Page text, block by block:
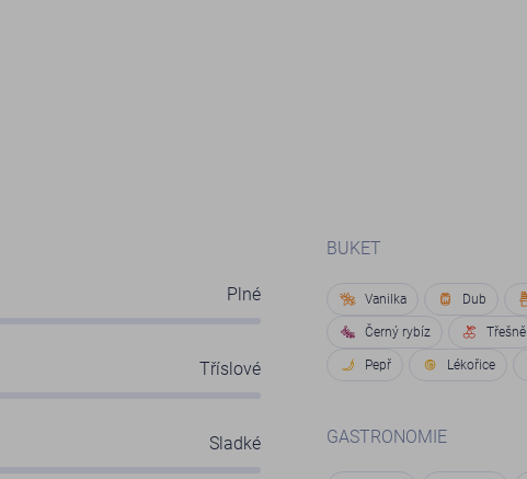
BUKET
Vanilka Dub
Černý rybíz Třešně
Pepř Lékořice
GASTRONOMIE
Plné
Tříslové
Sladké